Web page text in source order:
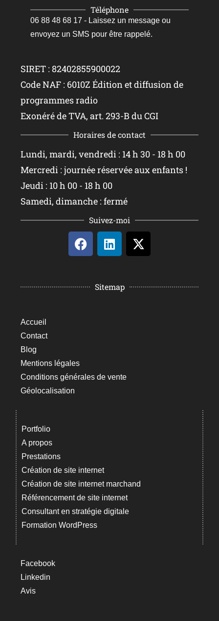
Téléphone
06 88 48 68 17 - Laissez un message ou
envoyez un SMS pour être rappelé.
SIRET : 82402855900022
Code NAF : 6010Z Édition et diffusion de
programmes radio
Exonéré de TVA, art. 293-B du CGI
Horaires de contact
Lundi, mardi, vendredi : 14 h 30 - 18 h 00
Mercredi : journée réservée aux enfants !
Jeudi : 10 h 00 - 18 h 00
Samedi, dimanche : fermé
Suivez-moi
Sitemap
Accueil
Contact
Blog
Mentions légales
Conditions générales de vente
Géolocalisation
Portfolio
A propos
Prestations
Création de site internet
Création de site internet marchand
Référencement de site internet
Consultant en stratégie digitale
Formation WordPress
Facebook
Linkedin
Avis